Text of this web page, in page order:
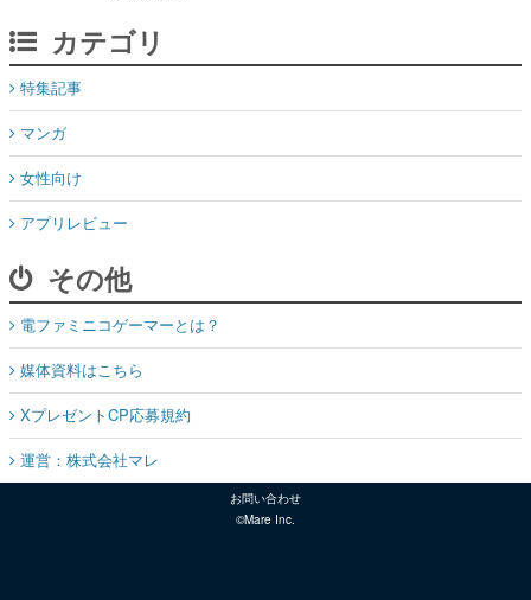
カテゴリ
特集記事
マンガ
女性向け
アプリレビュー
その他
電ファミニコゲーマーとは？
媒体資料はこちら
XプレゼントCP応募規約
運営：株式会社マレ
お問い合わせ
©Mare Inc.